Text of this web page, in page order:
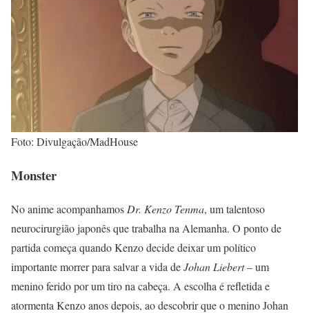
Foto: Divulgação/MadHouse
Monster
No anime acompanhamos Dr. Kenzo Tenma, um talentoso
neurocirurgião japonês que trabalha na Alemanha. O ponto de
partida começa quando Kenzo decide deixar um político
importante morrer para salvar a vida deJohan Liebert– um
menino ferido por um tiro na cabeça. A escolha é refletida e
atormenta Kenzo anos depois, ao descobrir que o menino Johan